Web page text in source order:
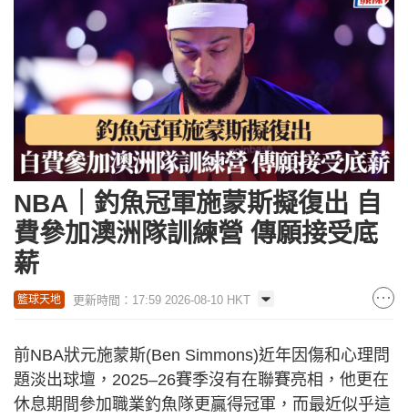
NBA｜釣魚冠軍施蒙斯擬復出 自
費參加澳洲隊訓練營 傳願接受底
薪
籃球天地 更新時間：17:59 2026-08-10 HKT
前NBA狀元施蒙斯(Ben Simmons)近年因傷和心理問
題淡出球壇，2025–26賽季沒有在聯賽亮相，他更在
休息期間參加職業釣魚隊更贏得冠軍，而最近似乎這